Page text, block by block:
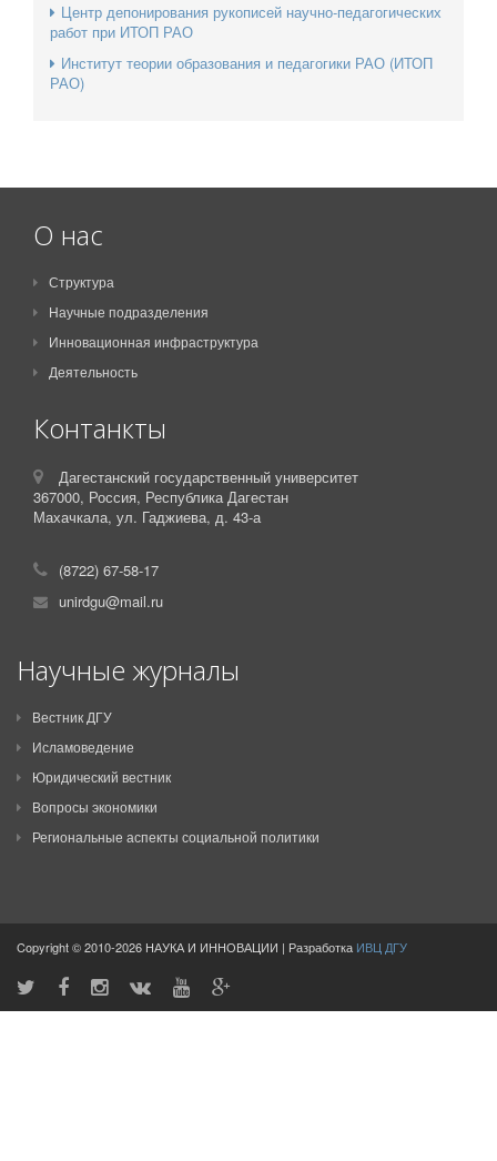
Центр депонирования рукописей научно-педагогических
работ при ИТОП РАО
Институт теории образования и педагогики РАО (ИТОП
РАО)
О нас
Структура
Научные подразделения
Инновационная инфраструктура
Деятельность
Контанкты
Дагестанский государственный университет
367000, Россия, Республика Дагестан
Махачкала, ул. Гаджиева, д. 43-а
(8722) 67-58-17
unirdgu@mail.ru
Научные журналы
Вестник ДГУ
Исламоведение
Юридический вестник
Вопросы экономики
Региональные аспекты социальной политики
Copyright © 2010-2026 НАУКА И ИННОВАЦИИ | Разработка ИВЦ ДГУ